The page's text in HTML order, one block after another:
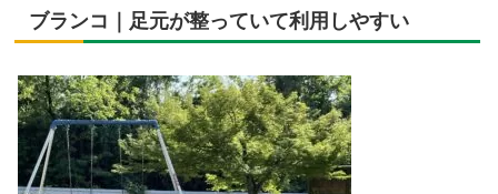
ブランコ｜足元が整っていて利用しやすい